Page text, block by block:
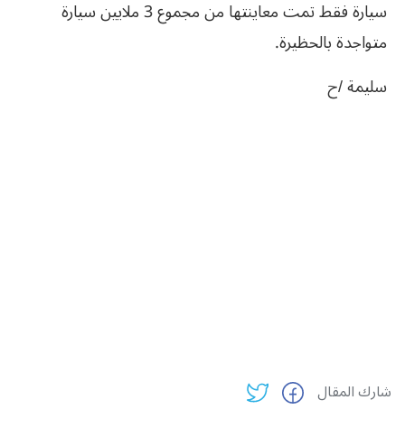
‬متواجدة‮ ‬بالحظيرة‮.‬
سليمة‮ /‬ح
شارك المقال